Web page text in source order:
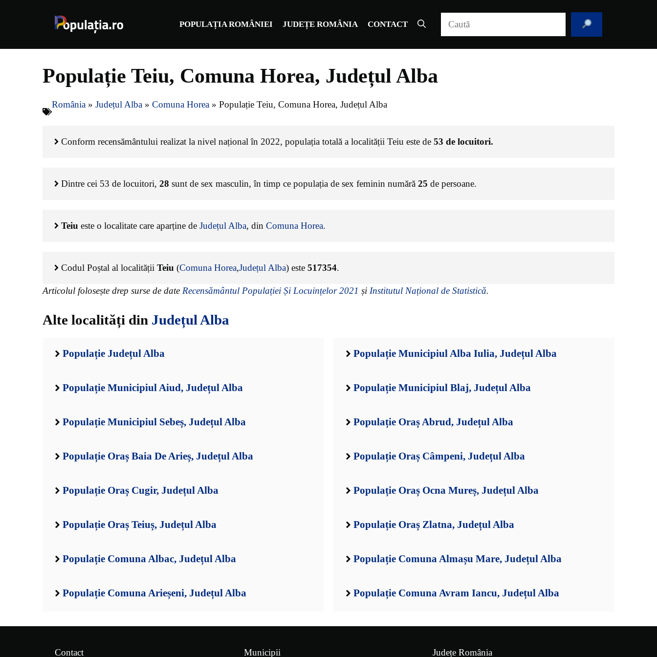
POPULAȚIA ROMÂNIEI JUDEȚE ROMÂNIA CONTACT
Populație Teiu, Comuna Horea, Județul Alba
România » Județul Alba » Comuna Horea » Populație Teiu, Comuna Horea, Județul Alba
Conform recensământului realizat la nivel național în 2022, populația totală a localității Teiu este de 53 de locuitori.
Dintre cei 53 de locuitori, 28 sunt de sex masculin, în timp ce populația de sex feminin numără 25 de persoane.
Teiu este o localitate care aparține de Județul Alba, din Comuna Horea.
Codul Poștal al localității Teiu (Comuna Horea,Județul Alba) este 517354.
Articolul folosește drep surse de date Recensământul Populației Și Locuințelor 2021 și Institutul Național de Statistică.
Alte localități din Județul Alba
Populație Județul Alba Populație Municipiul Alba Iulia, Județul Alba
Populație Municipiul Aiud, Județul Alba Populație Municipiul Blaj, Județul Alba
Populație Municipiul Sebeș, Județul Alba Populație Oraș Abrud, Județul Alba
Populație Oraș Baia De Arieș, Județul Alba Populație Oraș Câmpeni, Județul Alba
Populație Oraș Cugir, Județul Alba Populație Oraș Ocna Mureș, Județul Alba
Populație Oraș Teiuș, Județul Alba Populație Oraș Zlatna, Județul Alba
Populație Comuna Albac, Județul Alba Populație Comuna Almașu Mare, Județul Alba
Populație Comuna Arieșeni, Județul Alba Populație Comuna Avram Iancu, Județul Alba
Contact Municipii Județe România